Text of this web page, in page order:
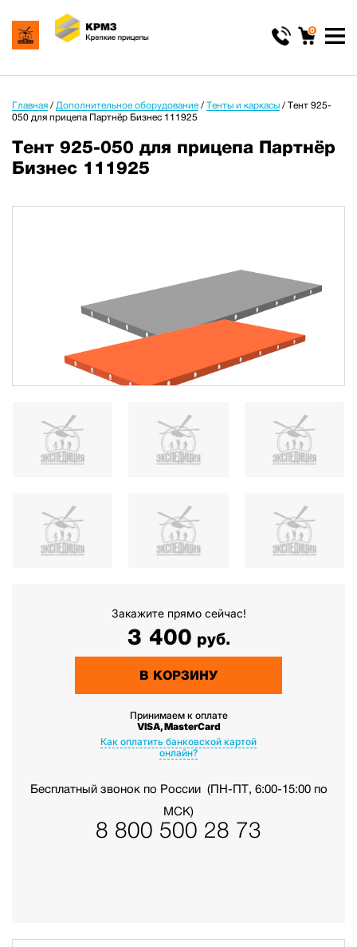
0
Главная / Дополнительное оборудование / Тенты и каркасы / Тент 925-
050 для прицепа Партнёр Бизнес 111925
Тент 925-050 для прицепа Партнёр
Бизнес 111925
Закажите прямо сейчас!
3 400 руб.
В КОРЗИНУ
Принимаем к оплате
VISA, MasterCard
Как оплатить банковской картой
онлайн?
Бесплатный звонок по России (ПН-ПТ, 6:00-15:00 по
МСК)
8 800 500 28 73